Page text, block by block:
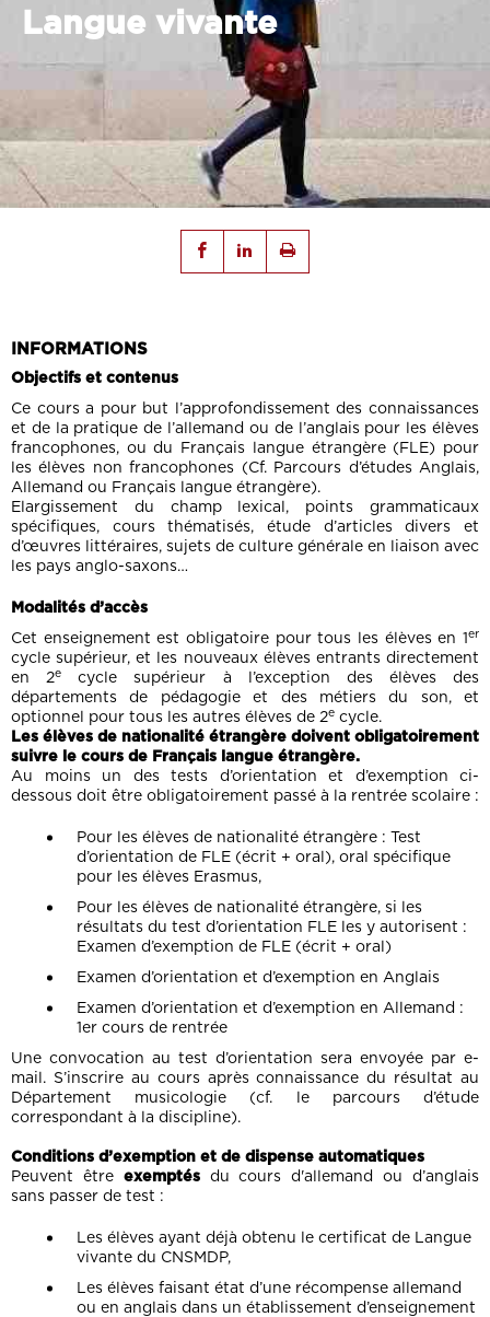
Langue vivante
INFORMATIONS
Objectifs et contenus
Ce cours a pour but l’approfondissement des connaissances
et de la pratique de l’allemand ou de l’anglais pour les élèves
francophones, ou du Français langue étrangère (FLE) pour
les élèves non francophones (Cf. Parcours d’études Anglais,
Allemand ou Français langue étrangère).
Elargissement du champ lexical, points grammaticaux
spécifiques, cours thématisés, étude d’articles divers et
d’œuvres littéraires, sujets de culture générale en liaison avec
les pays anglo-saxons…
Modalités d’accès
Cet enseignement est obligatoire pour tous les élèves en 1 er
cycle supérieur, et les nouveaux élèves entrants directement
en 2e
cycle supérieur à l’exception des élèves des
départements de pédagogie et des métiers du son, et
optionnel pour tous les autres élèves de 2e cycle.
Les élèves de nationalité étrangère doivent obligatoirement
suivre le cours de Français langue étrangère.
Au moins un des tests d’orientation et d’exemption ci-
dessous doit être obligatoirement passé à la rentrée scolaire :
Pour les élèves de nationalité étrangère : Test
d’orientation de FLE (écrit + oral), oral spécifique
pour les élèves Erasmus,
Pour les élèves de nationalité étrangère, si les
résultats du test d’orientation FLE les y autorisent :
Examen d’exemption de FLE (écrit + oral)
Examen d’orientation et d’exemption en Anglais
Examen d’orientation et d’exemption en Allemand :
1er cours de rentrée
Une convocation au test d’orientation sera envoyée par e-
mail. S’inscrire au cours après connaissance du résultat au
Département musicologie (cf. le parcours d’étude
correspondant à la discipline).
Conditions d’exemption et de dispense automatiques
Peuvent être exemptésdu cours d'allemand ou d’anglais
sans passer de test :
Les élèves ayant déjà obtenu le certificat de Langue
vivante du CNSMDP,
Les élèves faisant état d’une récompense allemand
ou en anglais dans un établissement d’enseignement